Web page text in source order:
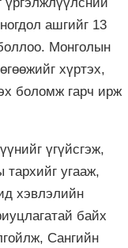
ашгийг 13
Монголын
хүртэх,
боломж гарч ирж
үгүйсгэж,
тархийг угааж,
хэвлэлийн
байх
Сангийн